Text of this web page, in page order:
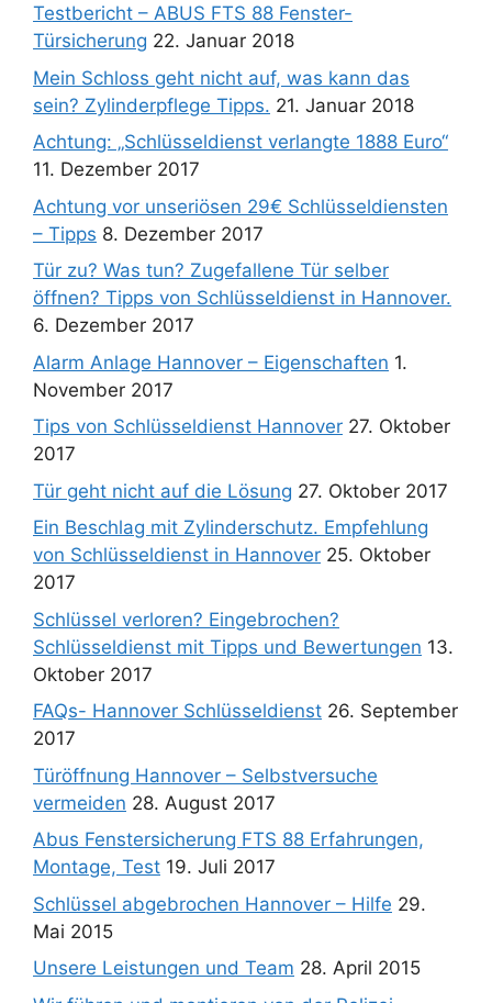
Testbericht – ABUS FTS 88 Fenster-
Türsicherung 22. Januar 2018
Mein Schloss geht nicht auf, was kann das
sein? Zylinderpflege Tipps. 21. Januar 2018
Achtung: „Schlüsseldienst verlangte 1888 Euro“
11. Dezember 2017
Achtung vor unseriösen 29€ Schlüsseldiensten
– Tipps 8. Dezember 2017
Tür zu? Was tun? Zugefallene Tür selber
öffnen? Tipps von Schlüsseldienst in Hannover.
6. Dezember 2017
Alarm Anlage Hannover – Eigenschaften 1.
November 2017
Tips von Schlüsseldienst Hannover 27. Oktober
2017
Tür geht nicht auf die Lösung 27. Oktober 2017
Ein Beschlag mit Zylinderschutz. Empfehlung
von Schlüsseldienst in Hannover 25. Oktober
2017
Schlüssel verloren? Eingebrochen?
Schlüsseldienst mit Tipps und Bewertungen 13.
Oktober 2017
FAQs- Hannover Schlüsseldienst 26. September
2017
Türöffnung Hannover – Selbstversuche
vermeiden 28. August 2017
Abus Fenstersicherung FTS 88 Erfahrungen,
Montage, Test 19. Juli 2017
Schlüssel abgebrochen Hannover – Hilfe 29.
Mai 2015
Unsere Leistungen und Team 28. April 2015